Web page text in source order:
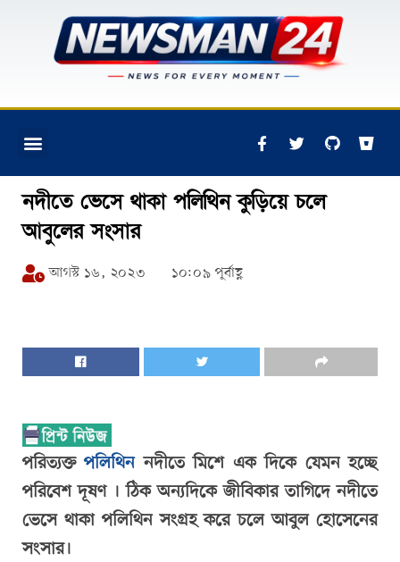
নদীতে ভেসে থাকা পলিথিন কুড়িয়ে চলে
আবুলের সংসার
আগস্ট ১৬, ২০২৩ ১০:০৯ পূর্বাহ্ণ
পরিত্যক্তপলিথিননদীতে মিশে এক দিকে যেমন হচ্ছে
পরিবেশ দূষণ । ঠিক অন্যদিকে জীবিকার তাগিদে নদীতে
ভেসে থাকা পলিথিন সংগ্রহ করে চলে আবুল হোসেনের
সংসার।